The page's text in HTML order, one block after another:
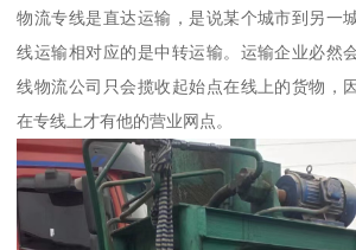
物流专线是直达运输，是说某个城市到另一
线运输相对应的是中转运输。运输企业必然
线物流公司只会揽收起始点在线上的货物，
在专线上才有他的营业网点。